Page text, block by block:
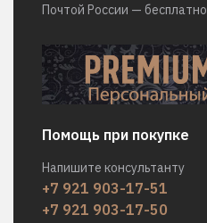
Почтой России — бесплатно
Помощь при покупке
Напишите консультанту
+7 921 903-17-51
+7 921 903-17-50